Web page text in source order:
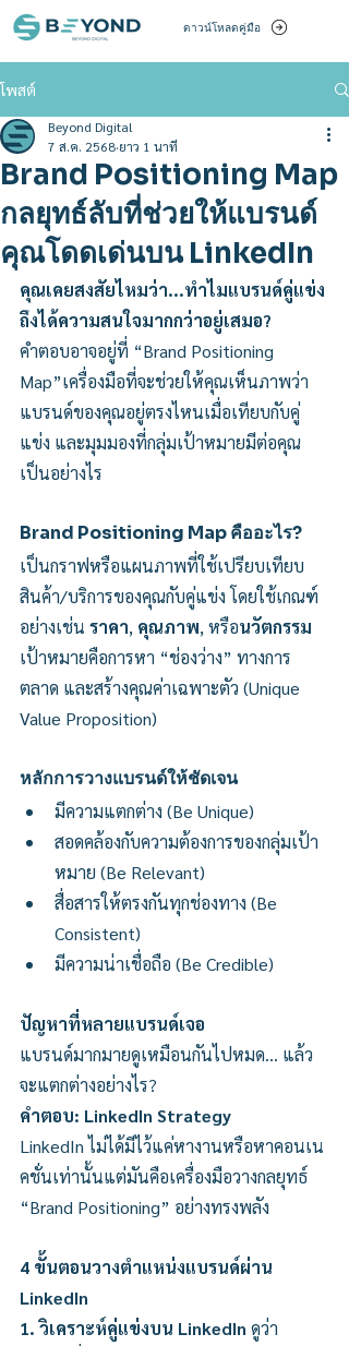
ดาวน์โหลดคู่มือ
โพสต์
Brand Positioning Map
กลยุทธ์ลับที่ช่วยให้แบรนด์
คุณโดดเด่นบน LinkedIn
Beyond Digital
7 ส.ค. 2568 ยาว 1 นาที
คุณเคยสงสัยไหมว่า...ทำไมแบรนด์คู่แข่ง
ถึงได้ความสนใจมากกว่าอยู่เสมอ?
คำตอบอาจอยู่ที่ “Brand Positioning
Map”เครื่องมือที่จะช่วยให้คุณเห็นภาพว่า
แบรนด์ของคุณอยู่ตรงไหนเมื่อเทียบกับคู่
แข่ง และมุมมองที่กลุ่มเป้าหมายมีต่อคุณ
เป็นอย่างไร
Brand Positioning Map คืออะไร?
เป็นกราฟหรือแผนภาพที่ใช้เปรียบเทียบ
สินค้า/บริการของคุณกับคู่แข่ง โดยใช้เกณฑ์
อย่างเช่น ราคา, คุณภาพ, หรือนวัตกรรม
เป้าหมายคือการหา “ช่องว่าง” ทางการ
ตลาด และสร้างคุณค่าเฉพาะตัว (Unique
Value Proposition)
หลักการวางแบรนด์ให้ชัดเจน
มีความแตกต่าง (Be Unique)
สอดคล้องกับความต้องการของกลุ่มเป้า
หมาย (Be Relevant)
สื่อสารให้ตรงกันทุกช่องทาง (Be
Consistent)
มีความน่าเชื่อถือ (Be Credible)
ปัญหาที่หลายแบรนด์เจอ
แบรนด์มากมายดูเหมือนกันไปหมด… แล้ว
จะแตกต่างอย่างไร?
คำตอบ: LinkedIn Strategy
LinkedIn ไม่ได้มีไว้แค่หางานหรือหาคอนเน
คชั่นเท่านั้นแต่มันคือเครื่องมือวางกลยุทธ์
“Brand Positioning” อย่างทรงพลัง
4 ขั้นตอนวางตำแหน่งแบรนด์ผ่าน
LinkedIn
1. วิเคราะห์คู่แข่งบน LinkedIn ดูว่า